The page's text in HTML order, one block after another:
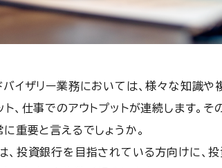
イザリー業務においては、様々な知識や
、仕事でのアウトプットが連続します。
重要と言えるでしょうか。
、投資銀行を目指されている方向けに、